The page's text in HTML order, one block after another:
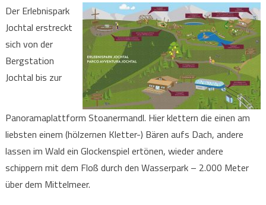
Der Erlebnispark
Jochtal erstreckt
sich von der
Bergstation
Jochtal bis zur
Panoramaplattform Stoanermandl. Hier klettern die einen am
liebsten einem (hölzernen Kletter-) Bären aufs Dach, andere
lassen im Wald ein Glockenspiel ertönen, wieder andere
schippern mit dem Floß durch den Wasserpark – 2.000 Meter
über dem Mittelmeer.